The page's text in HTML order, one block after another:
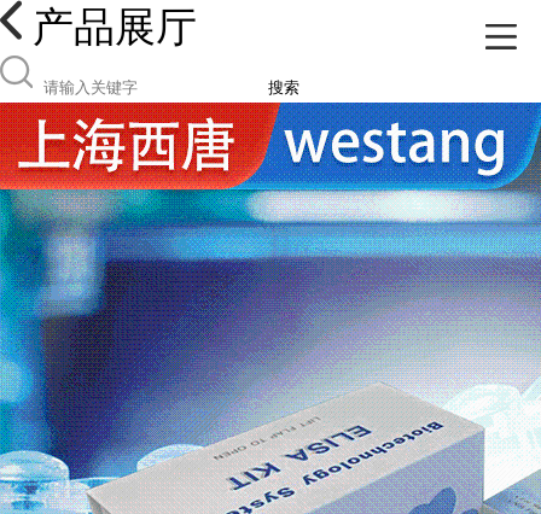
产品展厅
搜索